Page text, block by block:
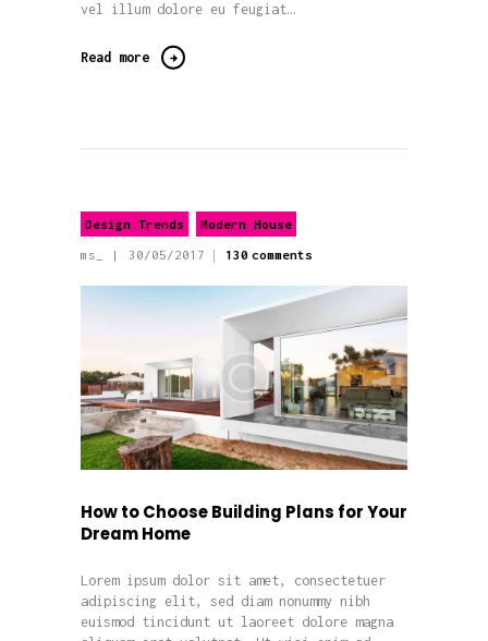
vel illum dolore eu feugiat…
Read more
Design Trends Modern House
ms_ 30/05/2017 130 comments
How to Choose Building Plans for Your
Dream Home
Lorem ipsum dolor sit amet, consectetuer
adipiscing elit, sed diam nonummy nibh
euismod tincidunt ut laoreet dolore magna